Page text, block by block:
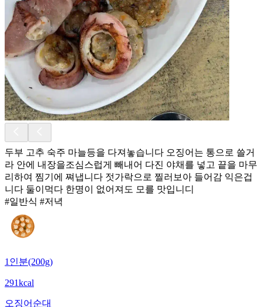
두부 고추 숙주 마늘등을 다져놓습니다 오징어는 통으로 쓸거
라 안에 내장을조심스럽게 빼내어 다진 야채를 넣고 끝을 마무
리하여 찜기에 쪄냅니다 젓가락으로 찔러보아 들어감 익은겁
니다 둘이먹다 한명이 없어져도 모를 맛입니디
#일반식 #저녁
1인분(200g)
291kcal
오징어순대